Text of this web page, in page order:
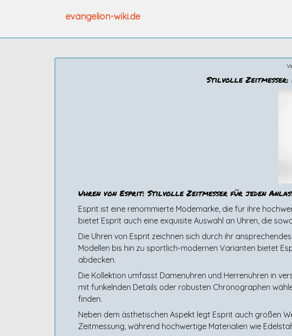
evangelion-wiki.de
Stilvolle Zeitmesser:
Uhren von Esprit: Stilvolle Zeitmesser für jeden
Esprit ist eine renommierte Modemarke, die für ihre
bietet Esprit auch eine exquisite Auswahl an Uhren, die
Die Uhren von Esprit zeichnen sich durch ihr
Modellen bis hin zu sportlich-modernen Varianten bietet
abdecken.
Die Kollektion umfasst Damenuhren und Herrenuhren in
mit funkelnden Details oder robusten Chronographen
finden.
Neben dem ästhetischen Aspekt legt Esprit auch großen
Zeitmessung, während hochwertige Materialien wie